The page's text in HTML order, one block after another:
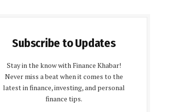
Subscribe to Updates
Stay in the know with Finance Khabar!
Never miss a beat when it comes to the
latest in finance, investing, and personal
finance tips.